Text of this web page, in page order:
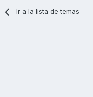
Ir a la lista de temas